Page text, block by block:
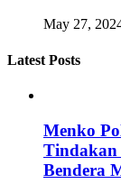
May 27,
Latest Posts
Menko
Tindakan
Bendera